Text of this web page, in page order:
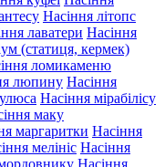
Насіння літопс
лаватери Насіння
(статиця, кермек)
ломикаменю
люпину Насіння
Насіння мірабілісу
маку
маргаритки Насіння
мелініс Насіння